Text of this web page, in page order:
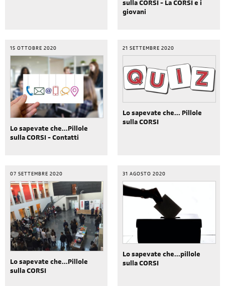
sulla CORSI - La CORSI e i
giovani
15 OTTOBRE 2020
Lo sapevate che...Pillole
sulla CORSI - Contatti
21 SETTEMBRE 2020
Lo sapevate che... Pillole
sulla CORSI
07 SETTEMBRE 2020
Lo sapevate che...Pillole
sulla CORSI
31 AGOSTO 2020
Lo sapevate che...pillole
sulla CORSI